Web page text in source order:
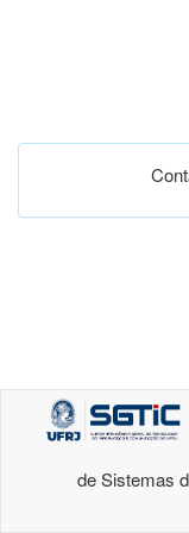
de Sistemas